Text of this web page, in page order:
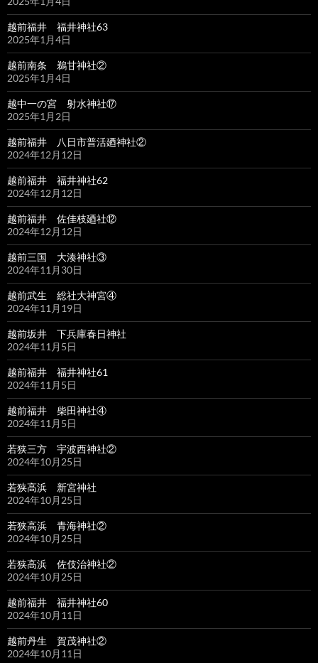
越前福井 福井神社63
2025年1月4日
越前南条 鵜甘神社②
2025年1月4日
越中一の宮 射水神社⑰
2025年1月2日
越前福井 八日市普活廼神社②
2024年12月12日
越前福井 福井神社62
2024年12月12日
越前福井 佐佳枝廼社⑫
2024年12月12日
越前三国 大湊神社③
2024年11月30日
越前武生 総社大神宮④
2024年11月19日
越前坂井 下兵庫春日神社
2024年11月5日
越前福井 福井神社61
2024年11月5日
越前福井 柴田神社④
2024年11月5日
若狭三方 宇波西神社②
2024年10月25日
若狭高浜 新宮神社
2024年10月25日
若狭高浜 青海神社②
2024年10月25日
若狭高浜 佐伎治神社②
2024年10月25日
越前福井 福井神社60
2024年10月11日
越前丹生 賀茂神社②
2024年10月11日